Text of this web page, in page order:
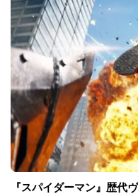
『スパイダーマン』歴代